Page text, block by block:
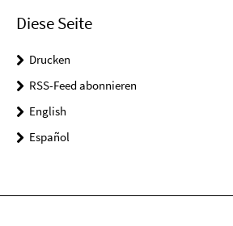
Diese Seite
Drucken
RSS-Feed abonnieren
English
Español